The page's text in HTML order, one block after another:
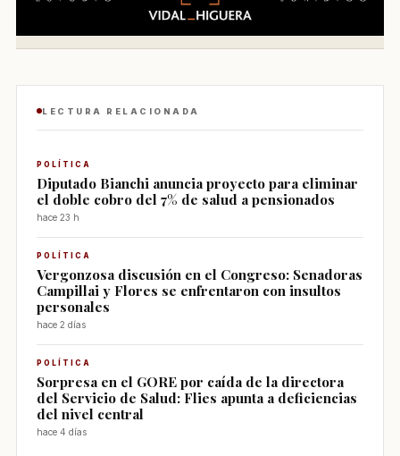
LECTURA RELACIONADA
POLÍTICA
Diputado Bianchi anuncia proyecto para eliminar
el doble cobro del 7% de salud a pensionados
hace 23 h
POLÍTICA
Vergonzosa discusión en el Congreso: Senadoras
Campillai y Flores se enfrentaron con insultos
personales
hace 2 días
POLÍTICA
Sorpresa en el GORE por caída de la directora
del Servicio de Salud: Flies apunta a deficiencias
del nivel central
hace 4 días